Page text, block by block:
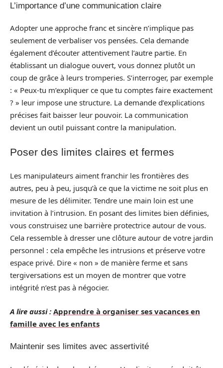
L’importance d’une communication claire
Adopter une approche franc et sincère n’implique pas
seulement de verbaliser vos pensées. Cela demande
également d’écouter attentivement l’autre partie. En
établissant un dialogue ouvert, vous donnez plutôt un
coup de grâce à leurs tromperies. S’interroger, par exemple
: « Peux-tu m’expliquer ce que tu comptes faire exactement
? » leur impose une structure. La demande d’explications
précises fait baisser leur pouvoir. La communication
devient un outil puissant contre la manipulation.
Poser des limites claires et fermes
Les manipulateurs aiment franchir les frontières des
autres, peu à peu, jusqu’à ce que la victime ne soit plus en
mesure de les délimiter. Tendre une main loin est une
invitation à l’intrusion. En posant des limites bien définies,
vous construisez une barrière protectrice autour de vous.
Cela ressemble à dresser une clôture autour de votre jardin
personnel : cela empêche les intrusions et préserve votre
espace privé. Dire « non » de manière ferme et sans
tergiversations est un moyen de montrer que votre
intégrité n’est pas à négocier.
A lire aussi : Apprendre à organiser ses vacances en
famille avec les enfants
Maintenir ses limites avec assertivité